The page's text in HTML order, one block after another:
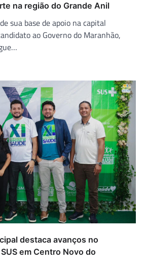
na região do Grande Anil
sua base de apoio na capital
ao Governo do Maranhão,
destaca avanços no
em Centro Novo do